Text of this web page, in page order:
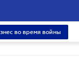
во время войны